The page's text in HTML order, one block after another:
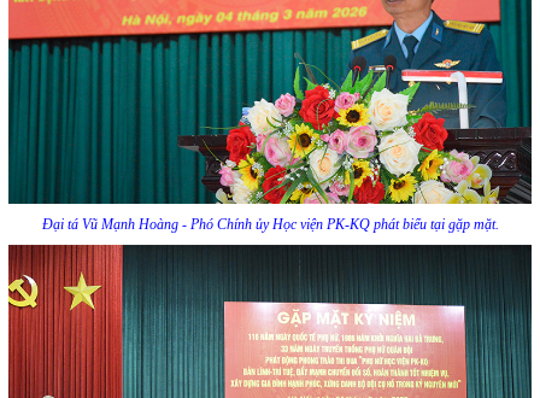
Đại tá Vũ Mạnh Hoàng - Phó Chính ủy Học viện PK-KQ phát biểu tại gặp mặt.